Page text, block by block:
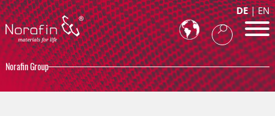
DE
EN
Norafin Group